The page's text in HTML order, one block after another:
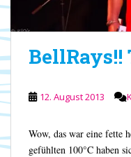
12. August 2013
Wow, das war eine fette
gefühlten 100°C haben